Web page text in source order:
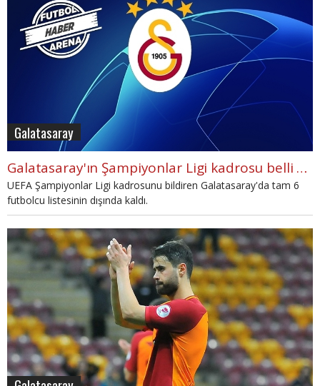
Galatasaray
Galatasaray'ın Şampiyonlar Ligi kadrosu belli oldu
UEFA Şampiyonlar Ligi kadrosunu bildiren Galatasaray'da tam 6
futbolcu listesinin dışında kaldı.